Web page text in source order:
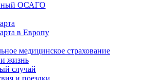
ОСАГО
в Европу
медицинское страхование
жизнь
случай
и поездки